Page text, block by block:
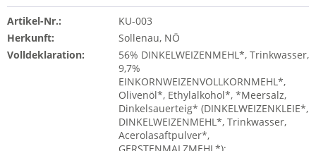
Artikel-Nr.:
KU-003
Herkunft:
Sollenau, NÖ
Volldeklaration:
56% DINKELWEIZENMEHL*, Trinkwasser,
9,7%
EINKORNWEIZENVOLLKORNMEHL*,
Olivenöl*, Ethylalkohol*, *Meersalz,
Dinkelsauerteig* (DINKELWEIZENKLEIE*,
DINKELWEIZENMEHL*, Trinkwasser,
Acerolasaftpulver*,